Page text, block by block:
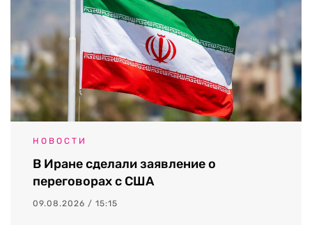
НОВОСТИ
В Иране сделали заявление о
переговорах с США
09.08.2026 / 15:15